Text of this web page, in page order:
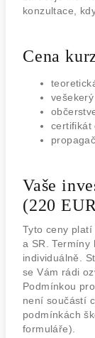
konzultace,
Cena
certifikát
Vaše
(220
Tyto ceny
a SR. Termíny
individuálně.
se Vám rádi
Podmínkou
není součástí
podmínkách
formuláře).